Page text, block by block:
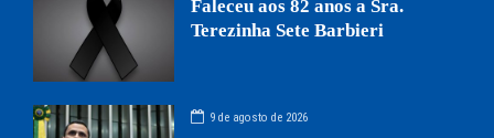
Faleceu aos 82 anos a Sra.
Terezinha Sete Barbieri
9 de agosto de 2026